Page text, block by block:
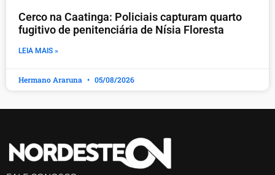
Cerco na Caatinga: Policiais capturam quarto
fugitivo de penitenciária de Nísia Floresta
LEIA MAIS »
Hermano Araruna 05/08/2026